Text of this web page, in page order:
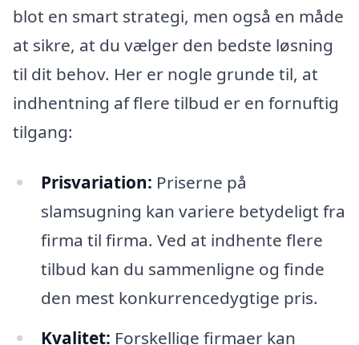
blot en smart strategi, men også en måde
at sikre, at du vælger den bedste løsning
til dit behov. Her er nogle grunde til, at
indhentning af flere tilbud er en fornuftig
tilgang:
Prisvariation: Priserne på
slamsugning kan variere betydeligt fra
firma til firma. Ved at indhente flere
tilbud kan du sammenligne og finde
den mest konkurrencedygtige pris.
Kvalitet: Forskellige firmaer kan